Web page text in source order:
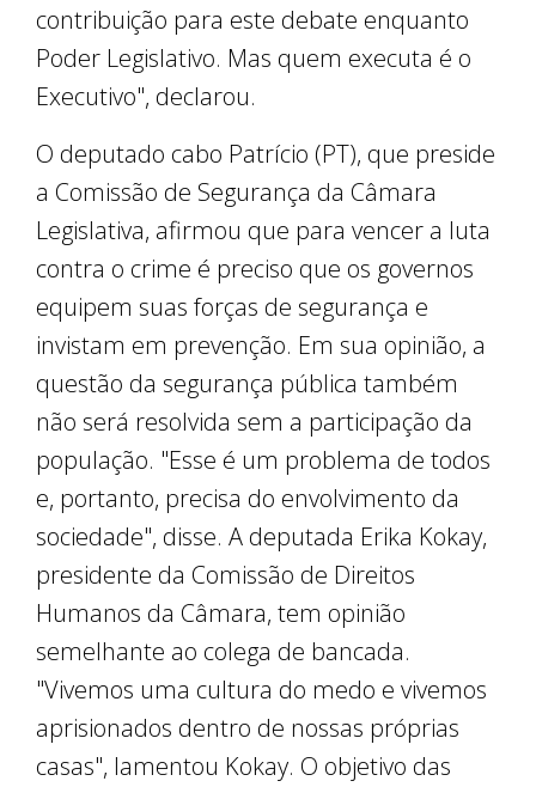
contribuição para este debate enquanto
Poder Legislativo. Mas quem executa é o
Executivo", declarou.
O deputado cabo Patrício (PT), que preside
a Comissão de Segurança da Câmara
Legislativa, afirmou que para vencer a luta
contra o crime é preciso que os governos
equipem suas forças de segurança e
invistam em prevenção. Em sua opinião, a
questão da segurança pública também
não será resolvida sem a participação da
população. "Esse é um problema de todos
e, portanto, precisa do envolvimento da
sociedade", disse. A deputada Erika Kokay,
presidente da Comissão de Direitos
Humanos da Câmara, tem opinião
semelhante ao colega de bancada.
"Vivemos uma cultura do medo e vivemos
aprisionados dentro de nossas próprias
casas", lamentou Kokay. O objetivo das